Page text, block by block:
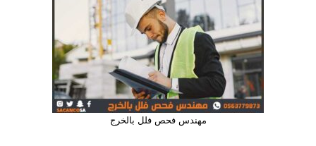
مهندس فحص فلل بالخرج